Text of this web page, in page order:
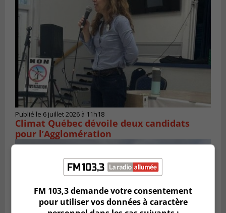
Publié le 6 juillet 2026 à 11h18
Climat Québec dévoile deux candidats
pour l’Agglomération
FM 103,3 demande votre consentement
pour utiliser vos données à caractère